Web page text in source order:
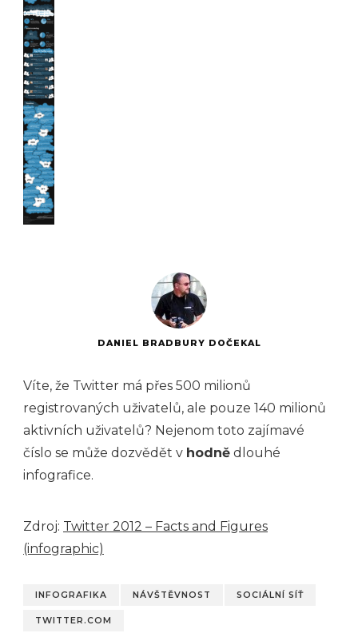
DANIEL BRADBURY DOČEKAL
Víte, že Twitter má přes 500 milionů
registrovaných uživatelů, ale pouze 140 milionů
aktivních uživatelů? Nejenom toto zajímavé
číslo se může dozvědět v hodně dlouhé
infografice.
Zdroj: Twitter 2012 – Facts and Figures
(infographic)
INFOGRAFIKA NÁVŠTĚVNOST SOCIÁLNÍ SÍŤ
TWITTER.COM